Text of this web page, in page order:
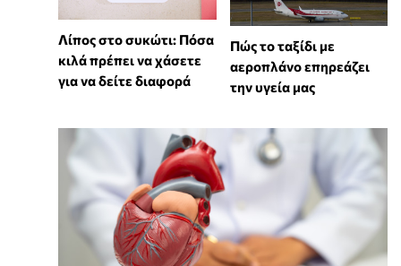
Λίπος στο συκώτι: Πόσα
κιλά πρέπει να χάσετε
για να δείτε διαφορά
Πώς το ταξίδι με
αεροπλάνο επηρεάζει
την υγεία μας